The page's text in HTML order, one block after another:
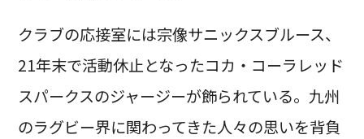
クラブの応接室には宗像サニックスブルース、
21年末で活動休止となったコカ・コーラレッド
スパークスのジャージーが飾られている。九州
のラグビー界に関わってきた人々の思いを背負